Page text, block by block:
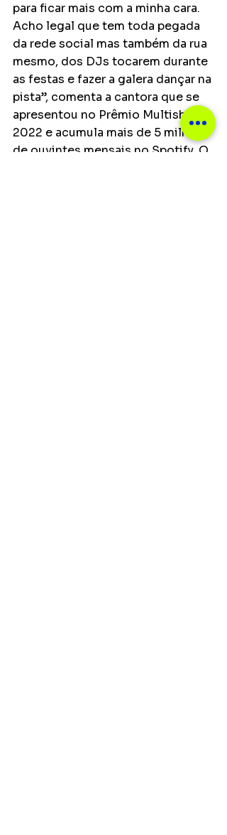
para ficar mais com a minha cara.
Acho legal que tem toda pegada
da rede social mas também da rua
mesmo, dos DJs tocarem durante
as festas e fazer a galera dançar na
pista”, comenta a cantora que se
apresentou no Prêmio Multishow
2022 e acumula mais de 5 milhões
de ouvintes mensais no Spotify. O